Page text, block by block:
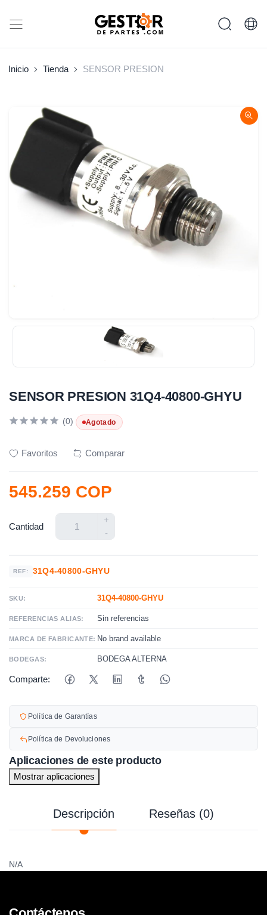
Inicio Tienda SENSOR PRESION
SENSOR PRESION 31Q4-40800-GHYU
(0) Agotado
Favoritos Comparar
545.259 COP
Cantidad
+
-
REF: 31Q4-40800-GHYU
SKU: 31Q4-40800-GHYU
REFERENCIAS ALIAS: Sin referencias
MARCA DE FABRICANTE: No brand available
BODEGAS: BODEGA ALTERNA
Comparte:
Política de Garantías
Política de Devoluciones
Aplicaciones de este producto
Mostrar aplicaciones
Descripción Reseñas (0)
N/A